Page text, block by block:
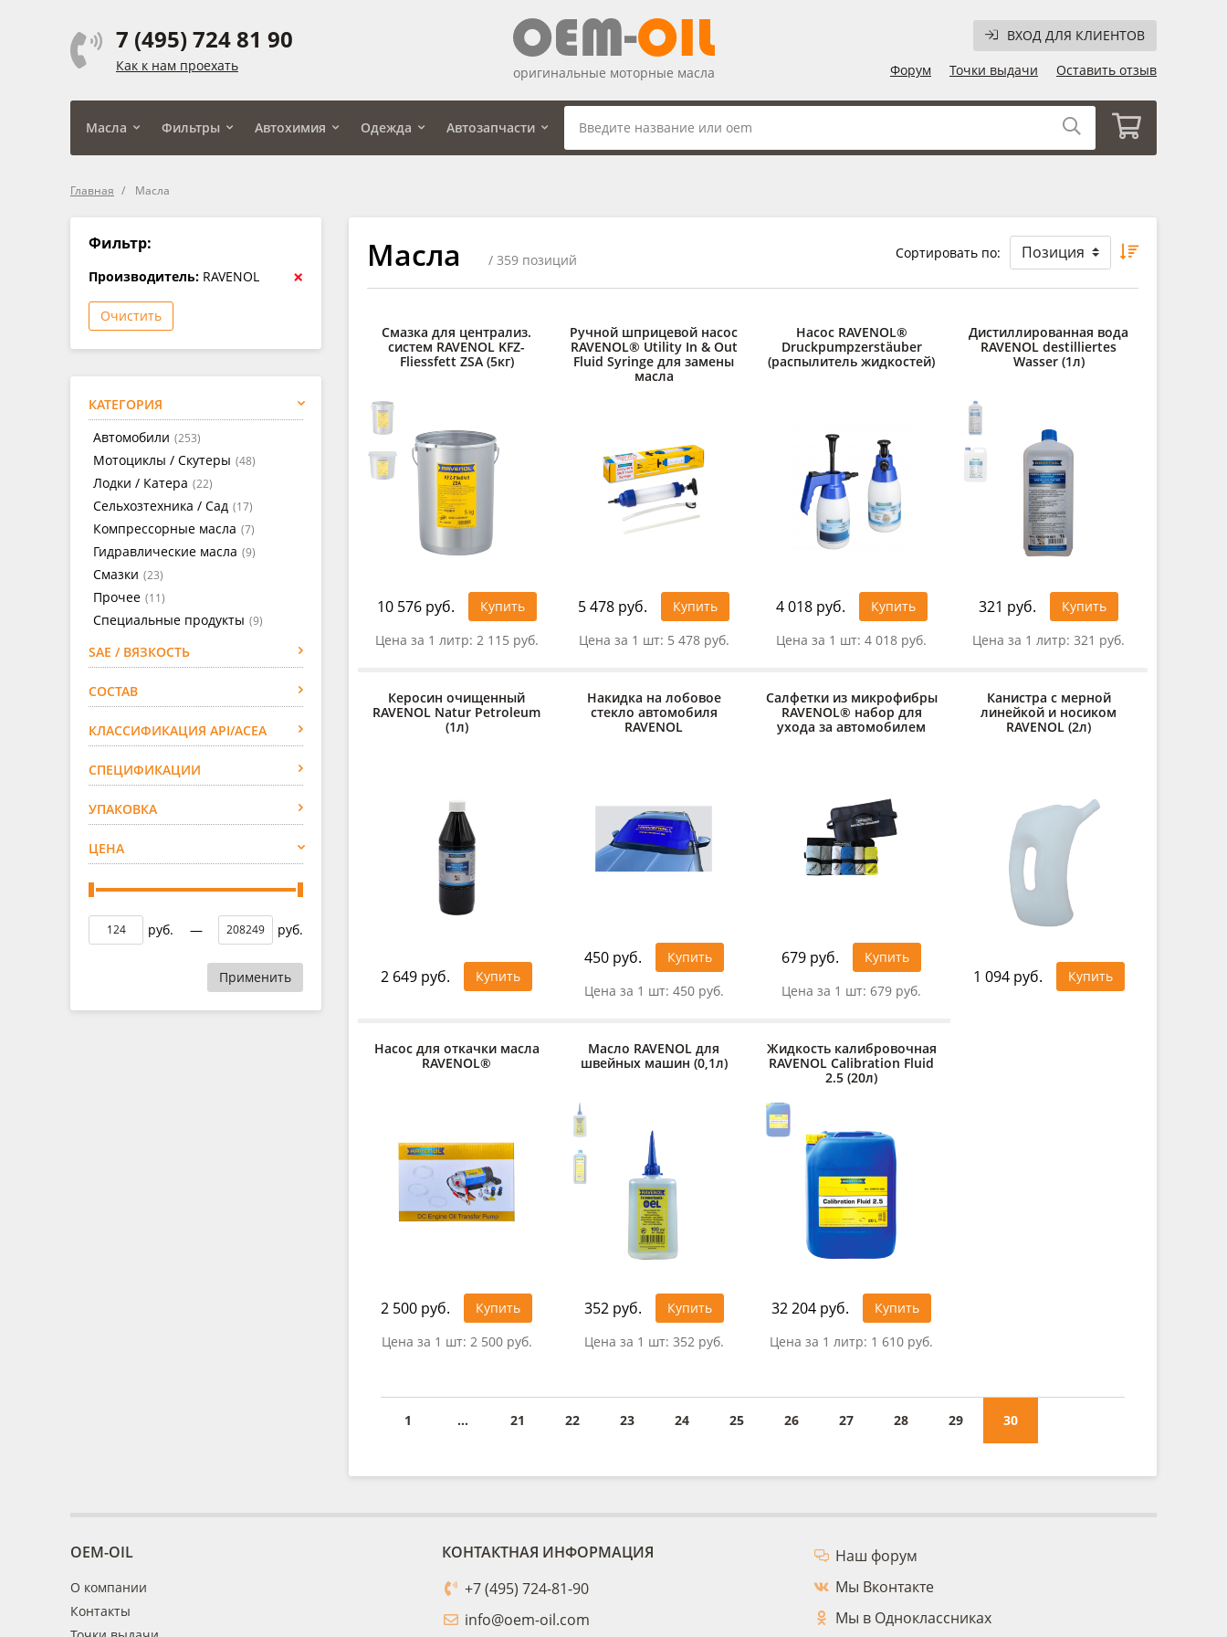
7 (495) 724 81 90
Как к нам проехать
ВХОД ДЛЯ КЛИЕНТОВ
Форум
Точки выдачи Оставить отзыв
оригинальные моторные масла
Масла Фильтры Автохимия Одежда Автозапчасти
Главная Масла
Фильтр:
Производитель: RAVENOL ×
Очистить
КАТЕГОРИЯ
Автомобили (253)
Мотоциклы / Скутеры (48)
Лодки / Катера (22)
Сельхозтехника / Сад (17)
Компрессорные масла (7)
Гидравлические масла (9)
Смазки (23)
Прочее (11)
Специальные продукты (9)
SAE / ВЯЗКОСТЬ
СОСТАВ
КЛАССИФИКАЦИЯ API/ACEA
СПЕЦИФИКАЦИИ
УПАКОВКА
ЦЕНА
руб. — руб.
Применить
Масла / 359 позиций Сортировать по:
Смазка для централиз.
систем RAVENOL KFZ-
Fliessfett ZSA (5кг)
10 576 руб.
Купить
Цена за 1 литр: 2 115 руб.
Ручной шприцевой насос
RAVENOL® Utility In & Out
Fluid Syringe для замены
масла
5 478 руб.
Купить
Цена за 1 шт: 5 478 руб.
Насос RAVENOL®
Druckpumpzerstäuber
(распылитель жидкостей)
4 018 руб.
Купить
Цена за 1 шт:4 018 руб.
Дистиллированная вода
RAVENOL destilliertes
Wasser (1л)
321 руб.
Купить
Цена за 1 литр:321 руб.
Керосин очищенный
RAVENOL Natur Petroleum
(1л)
2 649 руб. Купить
Накидка на лобовое
стекло автомобиля
RAVENOL
450 руб.
Купить
Цена за 1 шт: 450 руб.
Салфетки из микрофибры
RAVENOL® набор для
ухода за автомобилем
679 руб.
Купить
Цена за 1 шт:679 руб.
Канистра с мерной
линейкой и носиком
RAVENOL (2л)
1 094 руб. Купить
Насос для откачки масла
RAVENOL®
2 500 руб.
Купить
Цена за 1 шт: 2 500 руб.
Масло RAVENOL для
швейных машин (0,1л)
352 руб.
Купить
Цена за 1 шт: 352 руб.
Жидкость калибровочная
RAVENOL Calibration Fluid
2.5 (20л)
32 204 руб.
Купить
Цена за 1 литр: 1 610 руб.
1 ... 21 22 23 24 25 26 27 28 29 30
OEM-OIL
О компании
Контакты
КОНТАКТНАЯ ИНФОРМАЦИЯ
+7 (495) 724-81-90
info@oem-oil.com
Наш форум
Мы Вконтакте
Мы в Одноклассниках